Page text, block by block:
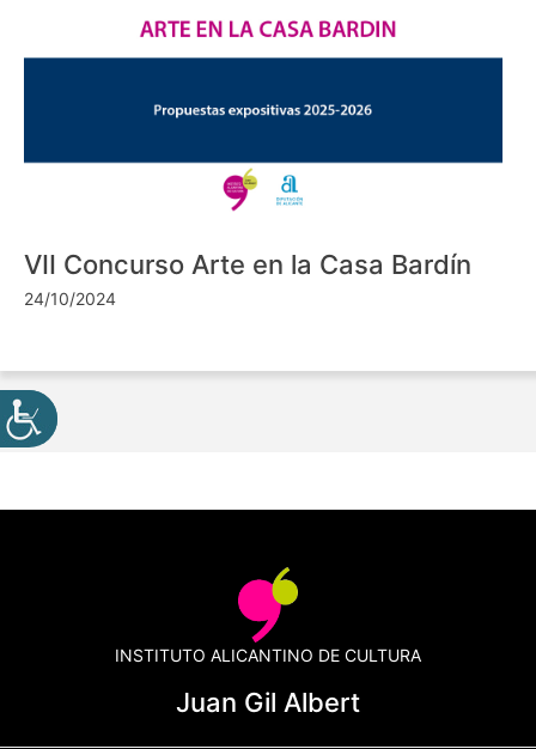
VII Concurso Arte en la Casa Bardín
24/10/2024
INSTITUTO ALICANTINO DE CULTURA
Juan Gil Albert